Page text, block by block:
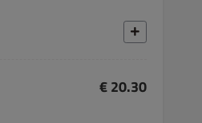
€ 20.30